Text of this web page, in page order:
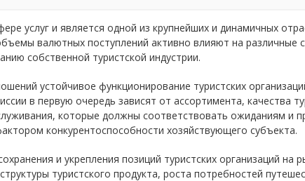
услуг и является одной из крупнейших и динамичных
валютных поступлений активно влияют на различные
собственной туристской индустрии.
устойчивое функционирование туристских
в первую очередь зависят от ассортимента, качества
которые должны соответствовать ожиданиям и
конкурентоспособности хозяйствующего субъекта.
и укрепления позиций туристских организаций на
туристского продукта, роста потребностей